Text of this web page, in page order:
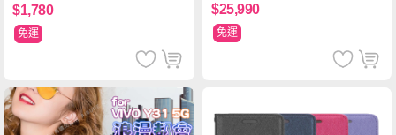
$1,780
免運
$25,990
免運